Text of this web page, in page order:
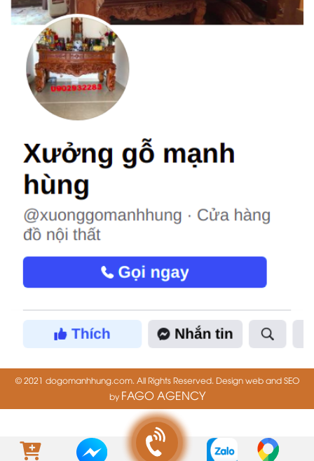
© 2021 dogomanhhung.com. All Rights Reserved. Design web and SEO
by FAGO AGENCY